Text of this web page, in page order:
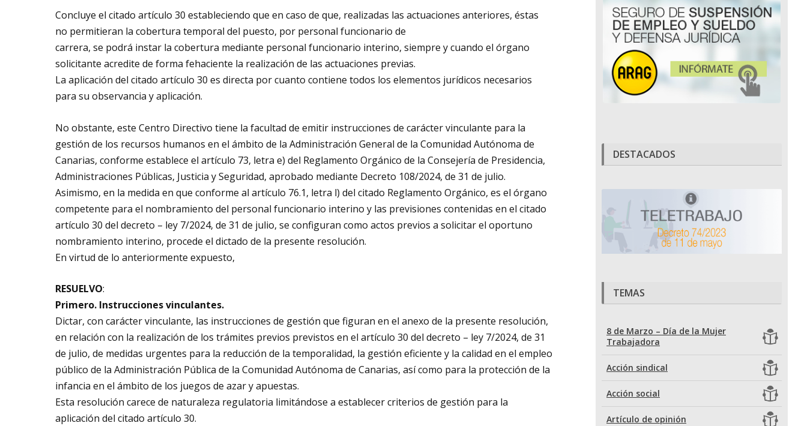
Concluye el citado artículo 30 estableciendo que en caso de que, realizadas las actuaciones anteriores, éstas
no permitieran la cobertura temporal del puesto, por personal funcionario de
carrera, se podrá instar la cobertura mediante personal funcionario interino, siempre y cuando el órgano
solicitante acredite de forma fehaciente la realización de las actuaciones previas.
La aplicación del citado artículo 30 es directa por cuanto contiene todos los elementos jurídicos necesarios
para su observancia y aplicación.
No obstante, este Centro Directivo tiene la facultad de emitir instrucciones de carácter vinculante para la
gestión de los recursos humanos en el ámbito de la Administración General de la Comunidad Autónoma de
Canarias, conforme establece el artículo 73, letra e) del Reglamento Orgánico de la Consejería de Presidencia,
Administraciones Públicas, Justicia y Seguridad, aprobado mediante Decreto 108/2024, de 31 de julio.
Asimismo, en la medida en que conforme al artículo 76.1, letra l) del citado Reglamento Orgánico, es el órgano
competente para el nombramiento del personal funcionario interino y las previsiones contenidas en el citado
artículo 30 del decreto – ley 7/2024, de 31 de julio, se configuran como actos previos a solicitar el oportuno
nombramiento interino, procede el dictado de la presente resolución.
En virtud de lo anteriormente expuesto,
RESUELVO:
Primero. Instrucciones vinculantes.
Dictar, con carácter vinculante, las instrucciones de gestión que figuran en el anexo de la presente resolución,
en relación con la realización de los trámites previos previstos en el artículo 30 del decreto – ley 7/2024, de 31
de julio, de medidas urgentes para la reducción de la temporalidad, la gestión eficiente y la calidad en el empleo
público de la Administración Pública de la Comunidad Autónoma de Canarias, así como para la protección de la
infancia en el ámbito de los juegos de azar y apuestas.
Esta resolución carece de naturaleza regulatoria limitándose a establecer criterios de gestión para la
aplicación del citado artículo 30.
DESTACADOS
TEMAS
8 de Marzo – Día de la Mujer
Trabajadora
Acción sindical
Acción social
Artículo de opinión